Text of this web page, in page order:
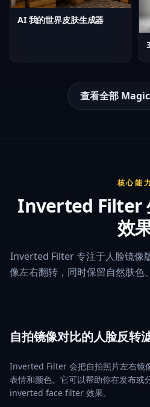
AI 我的世界皮肤生成器
查看全部
核心能力
Inverted Filter
效
Inverted Filter 专注于人脸镜像
像左右翻转，同时保留自然肤色
自拍镜像对比的人脸反转
Inverted Filter 会把自拍照片左右镜
表情和颜色。它可以帮助你在发布或
inverted face filter 效果。